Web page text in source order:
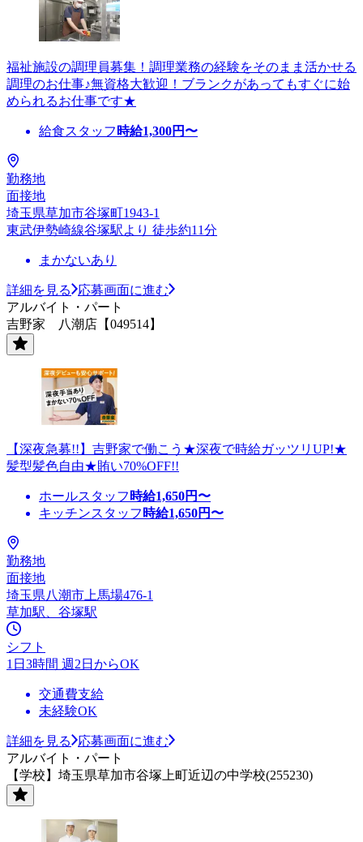
福祉施設の調理員募集！調理業務の経験をそのまま活かせる
調理のお仕事♪無資格大歓迎！ブランクがあってもすぐに始
められるお仕事です★
給食スタッフ 時給1,300円〜
勤務地
面接地
埼玉県草加市谷塚町1943-1
東武伊勢崎線谷塚駅より 徒歩約11分
まかないあり
詳細を見る
応募画面に進む
アルバイト・パート
吉野家 八潮店【049514】
【深夜急募!!】吉野家で働こう★深夜で時給ガッツリUP!★
髪型髪色自由★賄い70%OFF!!
ホールスタッフ 時給1,650円〜
キッチンスタッフ 時給1,650円〜
勤務地
面接地
埼玉県八潮市上馬場476-1
草加駅、谷塚駅
シフト
1日3時間 週2日からOK
交通費支給
未経験OK
詳細を見る
応募画面に進む
アルバイト・パート
【学校】埼玉県草加市谷塚上町近辺の中学校(255230)